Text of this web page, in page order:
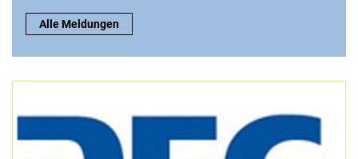
Alle Meldungen